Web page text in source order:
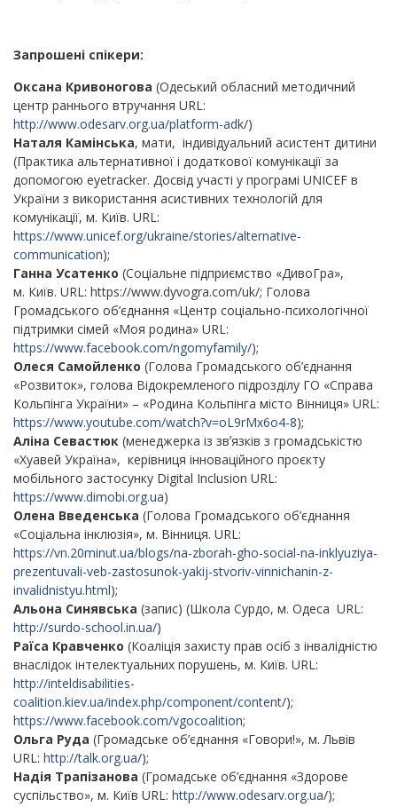
Запрошені спікери:
Оксана Кривоногова (Одеський обласний методичний
центр раннього втручання URL:
http://www.odesarv.org.ua/platform-adk/)
Наталя Камінська, мати, індивідуальний асистент дитини
(Практика альтернативної і додаткової комунікації за
допомогою eyetracker. Досвід участі у програмі UNICEF в
України з використання асистивних технологій для
комунікації, м. Київ. URL:
https://www.unicef.org/ukraine/stories/alternative-
communication);
Ганна Усатенко (Соціальне підприємство «ДивоГра»,
м. Київ. URL: https://www.dyvogra.com/uk/; Голова
Громадського об’єднання «Центр соціально-психологічної
підтримки сімей «Моя родина» URL:
https://www.facebook.com/ngomyfamily/);
Олеся Самойленко (Голова Громадського об’єднання
«Розвиток», голова Відокремленого підрозділу ГО «Справа
Кольпінга України» – «Родина Кольпінга місто Вінниця» URL:
https://www.youtube.com/watch?v=oL9rMx6o4-8);
Аліна Севастюк (менеджерка із звʼязків з громадськістю
«Хуавей Україна», керівниця інноваційного проєкту
мобільного застосунку Digital Inclusion URL:
https://www.dimobi.org.ua)
Олена Введенська (Голова Громадського об’єднання
«Соціальна інклюзія», м. Вінниця. URL:
https://vn.20minut.ua/blogs/na-zborah-gho-social-na-inklyuziya-
prezentuvali-veb-zastosunok-yakij-stvoriv-vinnichanin-z-
invalidnistyu.html);
Альона Синявська (запис) (Школа Сурдо, м. Одеса URL:
http://surdo-school.in.ua/)
Раїса Кравченко (Коаліція захисту прав осіб з інвалідністю
внаслідок інтелектуальних порушень, м. Київ. URL:
http://inteldisabilities-
coalition.kiev.ua/index.php/component/content/);
https://www.facebook.com/vgocoalition;
Ольга Руда (Громадське об’єднання «Говори!», м. Львів
URL: http://talk.org.ua/);
Надія Трапізанова (Громадське об’єднання «Здорове
суспільство», м. Київ URL: http://www.odesarv.org.ua/);